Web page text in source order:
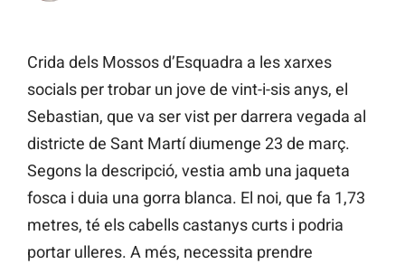
Crida dels Mossos d’Esquadra a les xarxes
socials per trobar un jove de vint-i-sis anys, el
Sebastian, que va ser vist per darrera vegada al
districte de Sant Martí diumenge 23 de març.
Segons la descripció, vestia amb una jaqueta
fosca i duia una gorra blanca. El noi, que fa 1,73
metres, té els cabells castanys curts i podria
portar ulleres. A més, necessita prendre